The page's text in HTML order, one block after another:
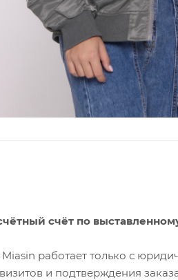
счёт по
работает только с
и подтверждения